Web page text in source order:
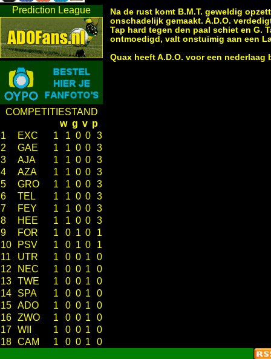
Prediction League
COMPETITIESTAND
w g v p
1
EXC 1 1 0 0 3
2
GAE 1 1 0 0 3
3
AJA 1 1 0 0 3
4
AZA 1 1 0 0 3
5
GRO 1 1 0 0 3
6
TEL 1 1 0 0 3
7
FEY 1 1 0 0 3
8
HEE 1 1 0 0 3
9
FOR 1 0 1 0
1
10
PSV 1 0 1 0
1
11
UTR 1 0 0 1
0
12
NEC 1 0 0 1
0
13 TWE 1 0 0 1
0
14
SPA 1 0 0 1
0
15 ADO 1 0 0 1
0
16 ZWO 1 0 0 1
0
17 WII 1 0 0 1
0
18 CAM 1 0 0 1 0
Na de rust komt B.M.T. geweldig
onschadelijk gemaakt. A.D.O.
Tap hard tegen den paal schiet en G.
ontmoedigd, valt onstuimig aan een
Quax heeft A.D.O. voor een